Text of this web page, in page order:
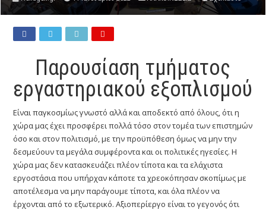
Παρουσίαση τμήματος
εργαστηριακού εξοπλισμού
Είναι παγκοσμίως γνωστό αλλά και αποδεκτό από όλους, ότι η
χώρα μας έχει προσφέρει πολλά τόσο στον τομέα των επιστημών
όσο και στον πολιτισμό, με την προϋπόθεση όμως να μην την
δεσμεύουν τα μεγάλα συμφέροντα και οι πολιτικές ηγεσίες. Η
χώρα μας δεν κατασκευάζει πλέον τίποτα και τα ελάχιστα
εργοστάσια που υπήρχαν κάποτε τα χρεοκόπησαν σκοπίμως με
αποτέλεσμα να μην παράγουμε τίποτα, και όλα πλέον να
έρχονται από το εξωτερικό. Αξιοπερίεργο είναι το γεγονός ότι